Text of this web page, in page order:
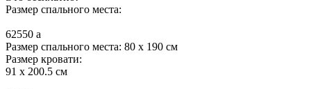
Размер спального места:
62550 a
Размер спального места: 80 x 190 см
Размер кровати:
91 x 200.5 см